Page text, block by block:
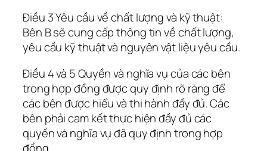
Điều 3 Yêu cầu về chất lượng và kỹ thuật:
Bên B sẽ cung cấp thông tin về chất lượng,
yêu cầu kỹ thuật và nguyên vật liệu yêu cầu.
Điều 4 và 5 Quyền và nghĩa vụ của các bên
trong hợp đồng được quy định rõ ràng để
các bên được hiểu và thi hành đầy đủ. Các
bên phải cam kết thực hiện đầy đủ các
quyền và nghĩa vụ đã quy định trong hợp
đồng.